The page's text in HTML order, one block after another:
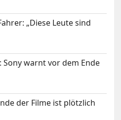
„Diese Leute sind
Sony warnt vor dem Ende
der Filme ist plötzlich